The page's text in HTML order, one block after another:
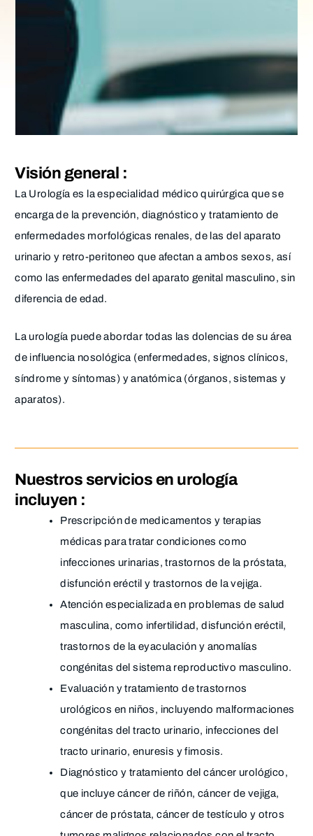
Visión general :
La Urología es la especialidad médico quirúrgica que se
encarga de la prevención, diagnóstico y tratamiento de
enfermedades morfológicas renales, de las del aparato
urinario y retro-peritoneo que afectan a ambos sexos, así
como las enfermedades del aparato genital masculino, sin
diferencia de edad.
La urología puede abordar todas las dolencias de su área
de influencia nosológica (enfermedades, signos clínicos,
síndrome y síntomas) y anatómica (órganos, sistemas y
aparatos).
Nuestros servicios en urología
incluyen :
Prescripción de medicamentos y terapias
médicas para tratar condiciones como
infecciones urinarias, trastornos de la próstata,
disfunción eréctil y trastornos de la vejiga.
Atención especializada en problemas de salud
masculina, como infertilidad, disfunción eréctil,
trastornos de la eyaculación y anomalías
congénitas del sistema reproductivo masculino.
Evaluación y tratamiento de trastornos
urológicos en niños, incluyendo malformaciones
congénitas del tracto urinario, infecciones del
tracto urinario, enuresis y fimosis.
Diagnóstico y tratamiento del cáncer urológico,
que incluye cáncer de riñón, cáncer de vejiga,
cáncer de próstata, cáncer de testículo y otros